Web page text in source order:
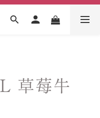
草莓牛